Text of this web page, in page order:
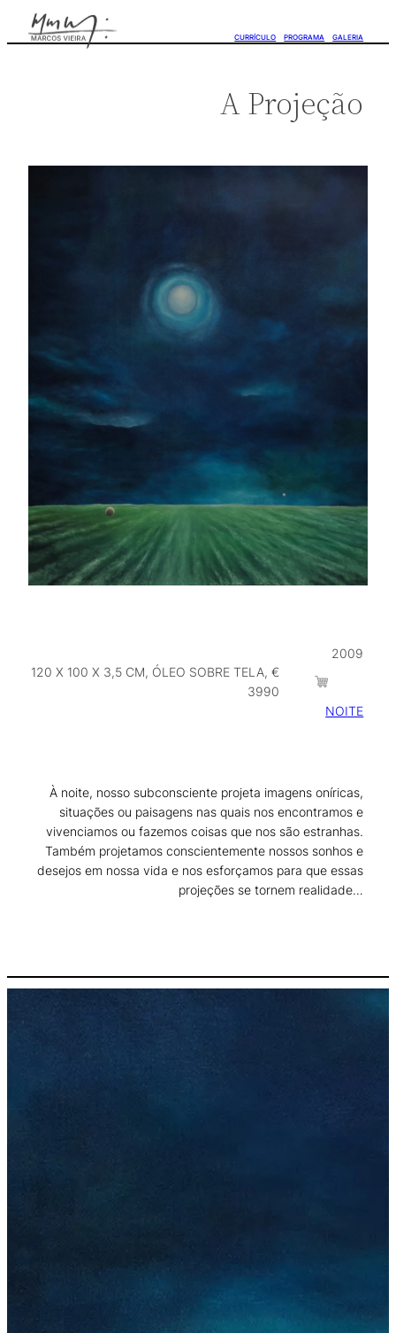
CURRÍCULO PROGRAMA GALERIA
A Projeção
2009
120 X 100 X 3,5 CM, ÓLEO SOBRE TELA, €
3990
NOITE
À noite, nosso subconsciente projeta imagens oníricas,
situações ou paisagens nas quais nos encontramos e
vivenciamos ou fazemos coisas que nos são estranhas.
Também projetamos conscientemente nossos sonhos e
desejos em nossa vida e nos esforçamos para que essas
projeções se tornem realidade…